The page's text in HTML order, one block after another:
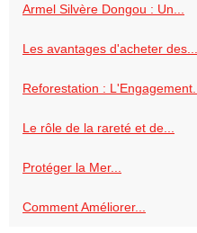
Armel Silvère Dongou : Un...
Les avantages d'acheter des...
Reforestation : L'Engagement...
Le rôle de la rareté et de...
Protéger la Mer...
Comment Améliorer...